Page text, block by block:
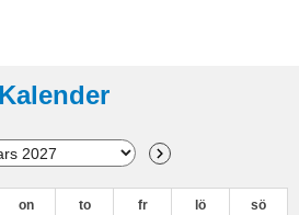
Kalender
on to fr lö sö